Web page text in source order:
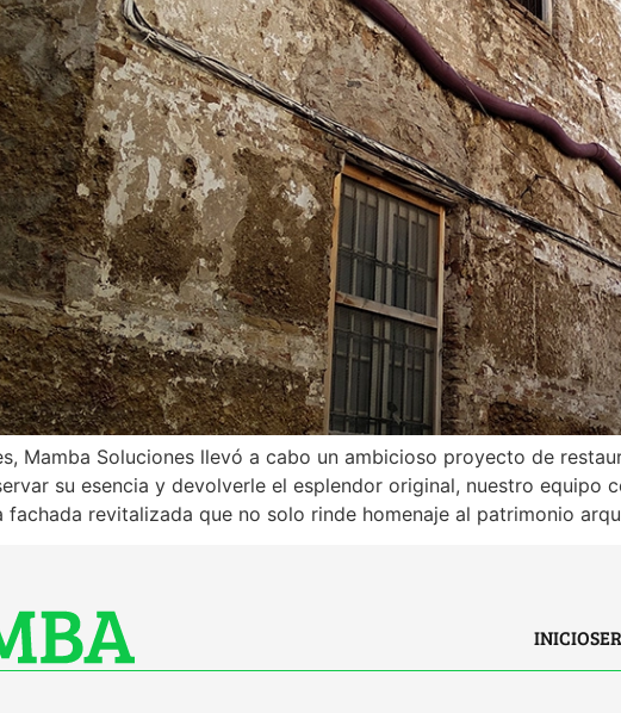
Mamba Soluciones llevó a cabo un ambicioso proyecto de
su esencia y devolverle el esplendor original, nuestro equipo
fachada revitalizada que no solo rinde homenaje al patrimonio
INICIO